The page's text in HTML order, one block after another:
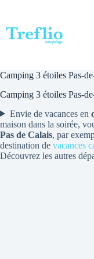
contenu
Camping 3 étoiles Pas-
Camping 3 étoiles Pas-
Envie de vacances en
maison dans la soirée,
Pas de Calais, par
destination de vacances
Découvrez les autres